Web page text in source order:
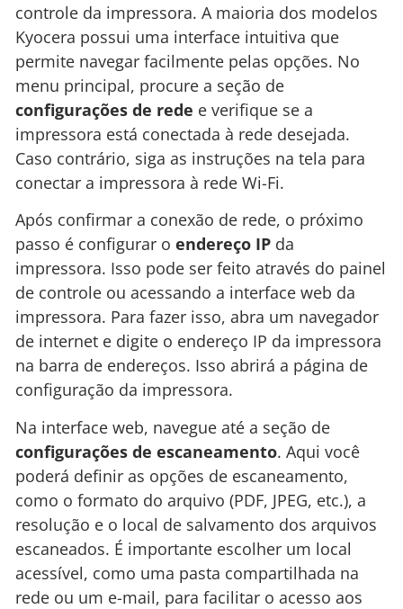
controle da impressora. A maioria dos modelos
Kyocera possui uma interface intuitiva que
permite navegar facilmente pelas opções. No
menu principal, procure a seção de
configurações de rede e verifique se a
impressora está conectada à rede desejada.
Caso contrário, siga as instruções na tela para
conectar a impressora à rede Wi-Fi.
Após confirmar a conexão de rede, o próximo
passo é configurar o endereço IP da
impressora. Isso pode ser feito através do painel
de controle ou acessando a interface web da
impressora. Para fazer isso, abra um navegador
de internet e digite o endereço IP da impressora
na barra de endereços. Isso abrirá a página de
configuração da impressora.
Na interface web, navegue até a seção de
configurações de escaneamento. Aqui você
poderá definir as opções de escaneamento,
como o formato do arquivo (PDF, JPEG, etc.), a
resolução e o local de salvamento dos arquivos
escaneados. É importante escolher um local
acessível, como uma pasta compartilhada na
rede ou um e-mail, para facilitar o acesso aos